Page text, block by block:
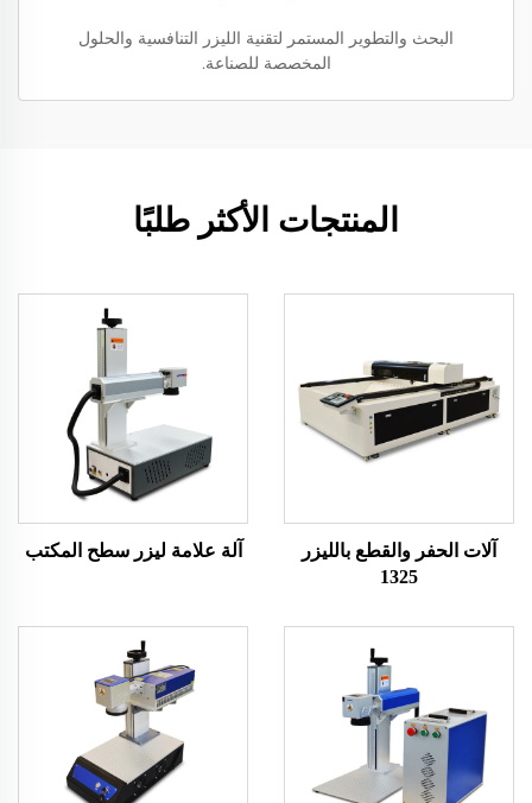
البحث والتطوير المستمر لتقنية الليزر التنافسية والحلول
المخصصة للصناعة.
المنتجات الأكثر طلبًا
آلات الحفر والقطع بالليزر
1325
آلة علامة ليزر سطح المكتب